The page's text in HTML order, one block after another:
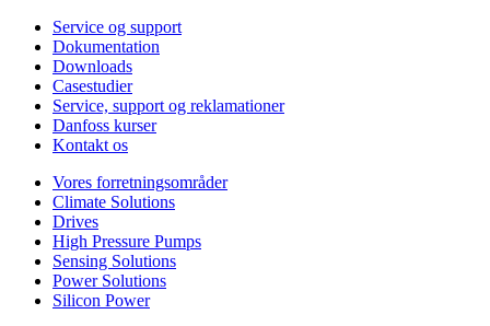
Service og support
Dokumentation
Downloads
Casestudier
Service, support og reklamationer
Danfoss kurser
Kontakt os
Vores forretningsområder
Climate Solutions
Drives
High Pressure Pumps
Sensing Solutions
Power Solutions
Silicon Power